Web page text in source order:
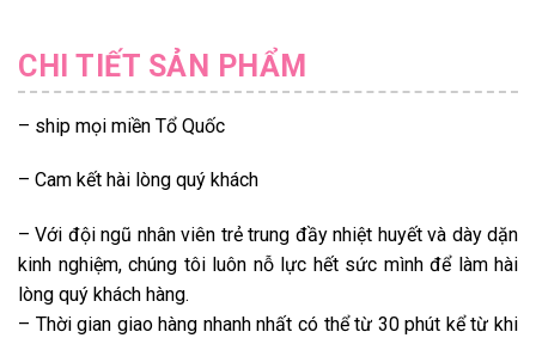
CHI TIẾT SẢN PHẨM
– ship mọi miền Tổ Quốc
– Cam kết hài lòng quý khách
– Với đội ngũ nhân viên trẻ trung đầy nhiệt huyết và dày dặn
kinh nghiệm, chúng tôi luôn nỗ lực hết sức mình để làm hài
lòng quý khách hàng.
– Thời gian giao hàng nhanh nhất có thể từ 30 phút kể từ khi